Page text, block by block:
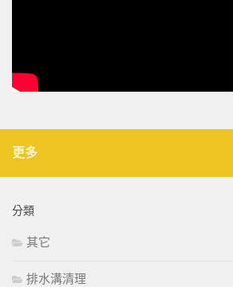
更多
分類
其它
排水溝清理